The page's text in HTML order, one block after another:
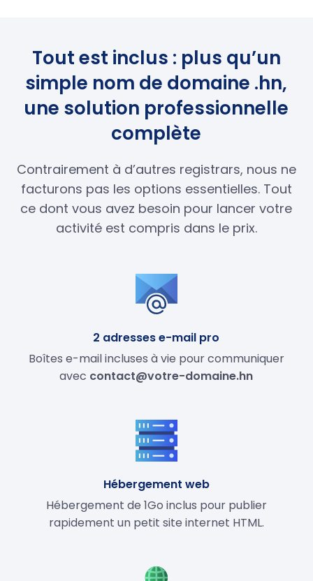
Tout est inclus : plus qu’un
simple nom de domaine .hn,
une solution professionnelle
complète
Contrairement à d’autres registrars, nous ne
facturons pas les options essentielles. Tout
ce dont vous avez besoin pour lancer votre
activité est compris dans le prix.
2 adresses e-mail pro
Boîtes e-mail incluses à vie pour communiquer
avec contact@votre-domaine.hn
Hébergement web
Hébergement de 1Go inclus pour publier
rapidement un petit site internet HTML.